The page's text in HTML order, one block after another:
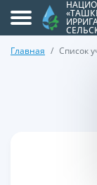
Главная Список